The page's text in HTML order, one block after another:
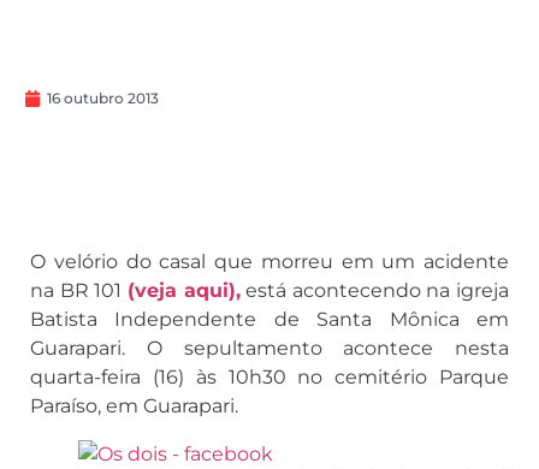
16 outubro 2013
O velório do casal que morreu em um acidente
na BR 101 (veja aqui),está acontecendo na igreja
Batista Independente de Santa Mônica em
Guarapari. O sepultamento acontece nesta
quarta-feira (16) às 10h30 no cemitério Parque
Paraíso, em Guarapari.